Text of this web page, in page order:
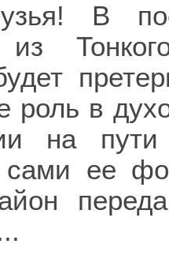
В
из
роль в
на
сами ее